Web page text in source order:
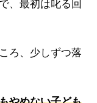
、最初は叱る回
ろ、少しずつ落